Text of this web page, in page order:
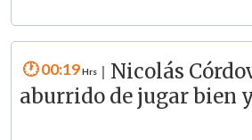
00:19
Nicolás
aburrido de jugar bien